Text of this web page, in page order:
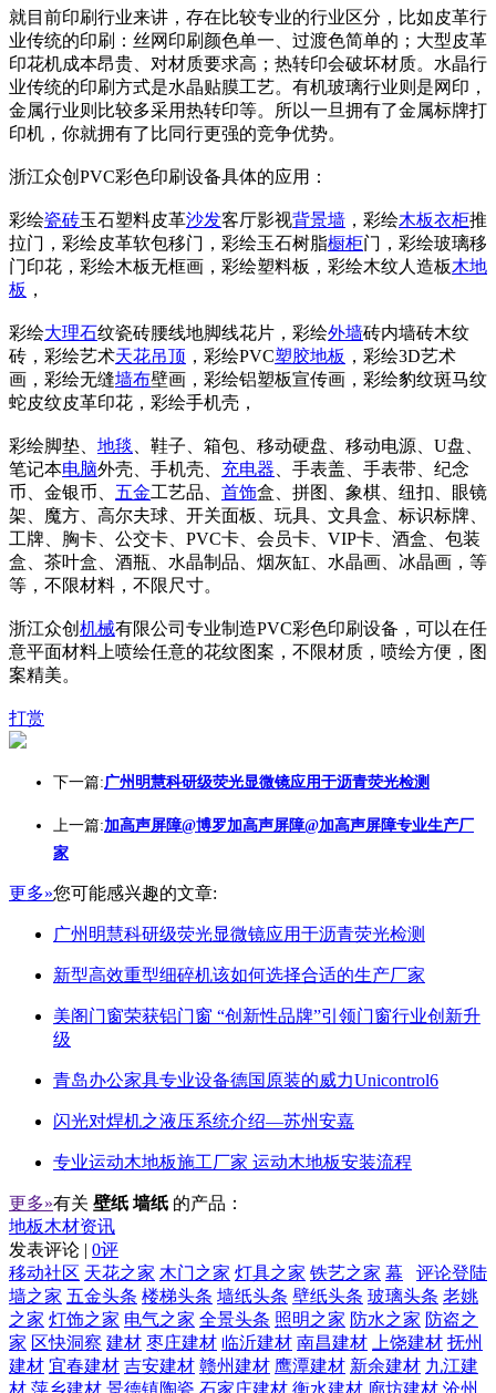
就目前印刷行业来讲，存在比较专业的行业区分，比如皮革行
业传统的印刷：丝网印刷颜色单一、过渡色简单的；大型皮革
印花机成本昂贵、对材质要求高；热转印会破坏材质。水晶行
业传统的印刷方式是水晶贴膜工艺。有机玻璃行业则是网印，
金属行业则比较多采用热转印等。所以一旦拥有了金属标牌打
印机，你就拥有了比同行更强的竞争优势。
浙江众创PVC彩色印刷设备具体的应用：
彩绘瓷砖玉石塑料皮革沙发客厅影视背景墙 ，彩绘木板衣柜推
拉门，彩绘皮革软包移门，彩绘玉石树脂橱柜门，彩绘玻璃移
门印花，彩绘木板无框画，彩绘塑料板，彩绘木纹人造板木地
板 ，
彩绘大理石纹瓷砖腰线地脚线花片，彩绘外墙砖内墙砖木纹
砖，彩绘艺术天花吊顶 ，彩绘PVC塑胶地板 ，彩绘3D艺术
画，彩绘无缝墙布壁画，彩绘铝塑板宣传画，彩绘豹纹斑马纹
蛇皮纹皮革印花，彩绘手机壳，
彩绘脚垫、 地毯
、鞋子、箱包、移动硬盘、移动电源、U盘、
笔记本电脑外壳、手机壳、 充电器 、手表盖、手表带、纪念
币、金银币、 五金工艺品、 首饰盒、拼图、象棋、纽扣、眼镜
架、魔方、高尔夫球、开关面板、玩具、文具盒、标识标牌、
工牌、胸卡、公交卡、PVC卡、会员卡、VIP卡、酒盒、包装
盒、茶叶盒、酒瓶、水晶制品、烟灰缸、水晶画、冰晶画，等
等，不限材料，不限尺寸。
浙江众创 机械有限公司专业制造PVC彩色印刷设备，可以在任
意平面材料上喷绘任意的花纹图案，不限材质，喷绘方便，图
案精美。
打赏
下一篇:广州明慧科研级荧光显微镜应用于沥青荧光检测
上一篇:加高声屏障@博罗加高声屏障@加高声屏障专业生产厂
家
更多»您可能感兴趣的文章:
广州明慧科研级荧光显微镜应用于沥青荧光检测
新型高效重型细碎机该如何选择合适的生产厂家
美阁门窗荣获铝门窗 “创新性品牌”引领门窗行业创新升
级
青岛办公家具专业设备德国原装的威力Unicontrol6
闪光对焊机之液压系统介绍—苏州安嘉
专业运动木地板施工厂家 运动木地板安装流程
更多»有关 壁纸 墙纸 的产品：
地板木材资讯
发表评论 | 0评
评论登陆
移动社区 天花之家 木门之家 灯具之家 铁艺之家 幕
墙之家 五金头条 楼梯头条 墙纸头条 壁纸头条 玻璃头条 老姚
之家 灯饰之家 电气之家 全景头条 照明之家 防水之家 防盗之
家 区快洞察 建材 枣庄建材 临沂建材 南昌建材 上饶建材 抚州
建材 宜春建材 吉安建材 赣州建材 鹰潭建材 新余建材 九江建
材 萍乡建材 景德镇陶瓷 石家庄建材 衡水建材 廊坊建材 沧州